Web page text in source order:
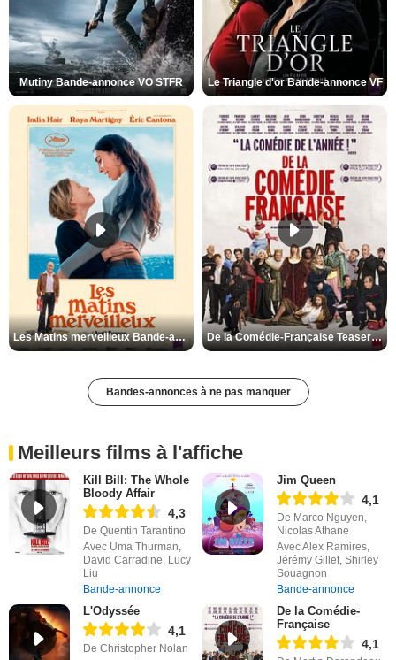
Mutiny Bande-annonce VO STFR Le Triangle d'or Bande-annonce VF
Les Matins merveilleux Bande-annonce VF De la Comédie-Française Teaser VF
Bandes-annonces à ne pas manquer
Meilleurs films à l'affiche
Kill Bill: The Whole
Bloody Affair
4,3
De Quentin Tarantino
Avec Uma Thurman,
David Carradine, Lucy
Liu
Bande-annonce
Jim Queen
4,1
De Marco Nguyen,
Nicolas Athane
Avec Alex Ramires,
Jérémy Gillet, Shirley
Souagnon
Bande-annonce
L'Odyssée
4,1
De Christopher Nolan
De la Comédie-
Française
4,1